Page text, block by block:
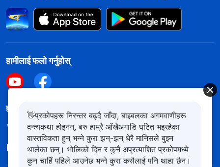
हामीलाई फलो गर्नुहोस्
हामीलाई सम्पर्क गर्नुहोस
+977-981-140-9021
contact.ne@kingdomsalvation.org
👋प्रकोपहरू निरन्तर बढ्दै जाँदा, बाइबलका अगमवाणीहरू
दन्त्यकथा होइनन्, बरु हाम्रै आँखैअगाडि घटित भइरहेका
वास्तविकता हुन् भन्ने कुरा झन्-झन् धेरै मानिसले बुझ्न
थालेका छन्। भोलिको दिन र कुनै अप्रत्याशित प्रकोपमध्ये
कुन चाहिँ पहिले आउनेछ भन्ने कुरा कसैलाई पनि थाहा छैन।